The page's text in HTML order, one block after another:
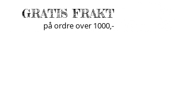
GRATIS FRAKT
på ordre over 1000,-